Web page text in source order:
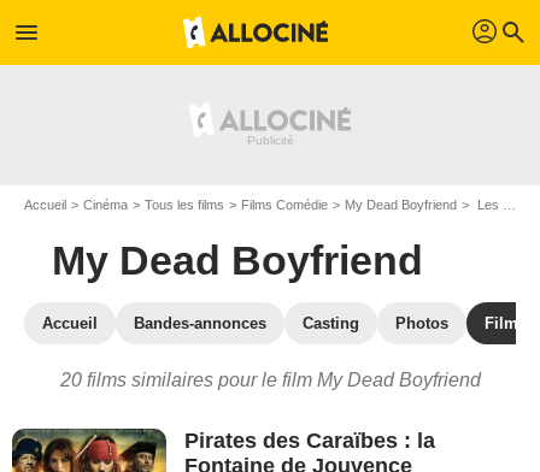
menu profil search
Accueil Cinéma Tous les films Films Comédie My Dead Boyfriend Les films similaires à "My Dead Boyfriend"
My Dead Boyfriend
Accueil Bandes-annonces Casting Photos Films
20 films similaires pour le film My Dead Boyfriend
Pirates des Caraïbes : la
Fontaine de Jouvence